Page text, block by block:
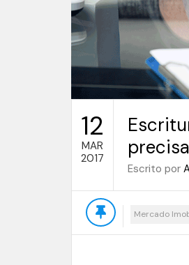
12
MAR
2017
Escrito por
Mercado